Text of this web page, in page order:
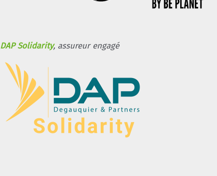
DAP Solidarity, assureur engagé